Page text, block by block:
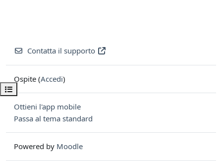
Apri indice del corso
Contatta il supporto
Ospite (Accedi)
Ottieni l'app mobile
Passa al tema standard
Powered by Moodle